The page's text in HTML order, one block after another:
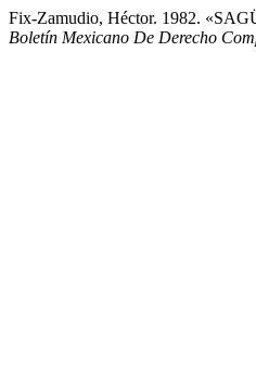
Fix-Zamudio, Héctor. 1982.
Boletín Mexicano De Derecho